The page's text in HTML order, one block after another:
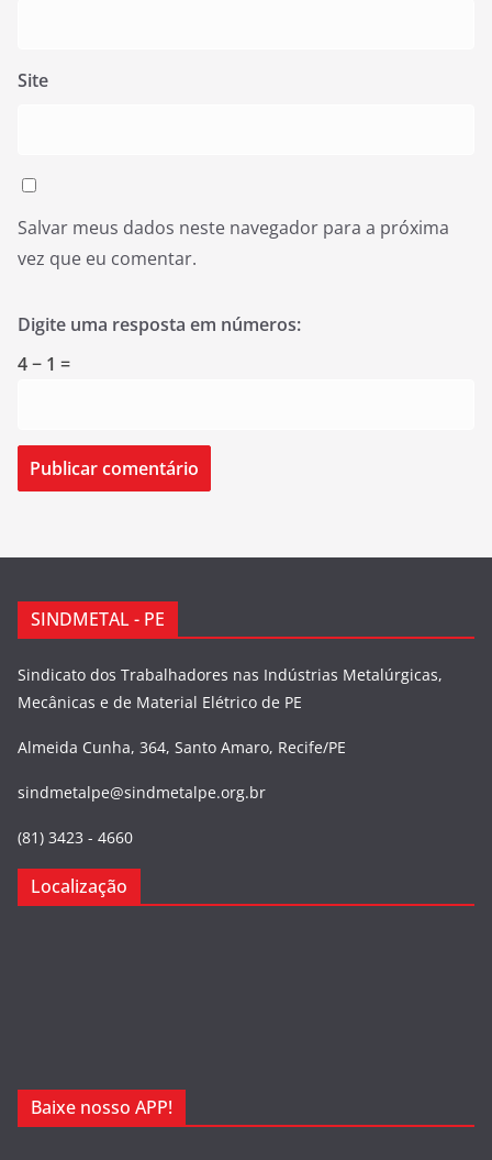
Site
Salvar meus dados neste navegador para a próxima
vez que eu comentar.
Digite uma resposta em números:
4 − 1 =
SINDMETAL - PE
Sindicato dos Trabalhadores nas Indústrias Metalúrgicas,
Mecânicas e de Material Elétrico de PE
Almeida Cunha, 364, Santo Amaro, Recife/PE
sindmetalpe@sindmetalpe.org.br
(81) 3423 - 4660
Localização
Baixe nosso APP!